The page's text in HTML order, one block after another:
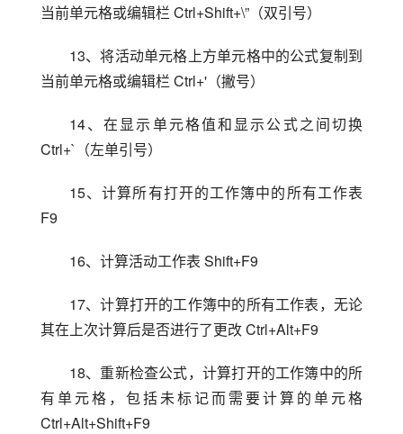
当前单元格或编辑栏 Ctrl+Shift+\”（双引号）
13、将活动单元格上方单元格中的公式复制到
当前单元格或编辑栏 Ctrl+'（撇号）
14、在显示单元格值和显示公式之间切换
Ctrl+`（左单引号）
15、计算所有打开的工作簿中的所有工作表
F9
16、计算活动工作表 Shift+F9
17、计算打开的工作簿中的所有工作表，无论
其在上次计算后是否进行了更改 Ctrl+Alt+F9
18、重新检查公式，计算打开的工作簿中的所
有单元格，包括未标记而需要计算的单元格
Ctrl+Alt+Shift+F9